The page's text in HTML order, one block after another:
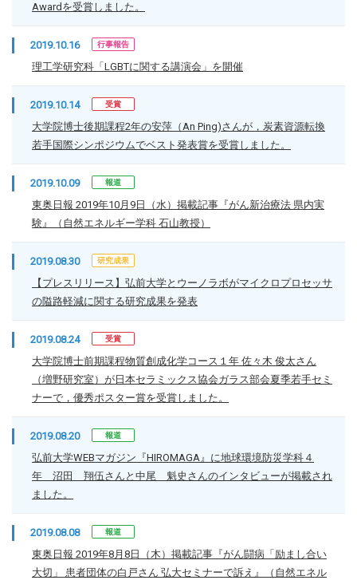
Awardを受賞しました。
2019.10.16 行事報告
理工学研究科「LGBTに関する講演会」を開催
2019.10.14 受賞
大学院博士後期課程2年の安萍（An Ping)さんが，炭素資源転換
若手国際シンポジウムでベスト発表賞を受賞しました。
2019.10.09 報道
東奥日報 2019年10月9日（水）掲載記事『がん新治療法 県内実
験』（自然エネルギー学科 石山教授）
2019.08.30 研究成果
【プレスリリース】弘前大学とウーノラボがマイクロプロセッサ
の隘路軽減に関する研究成果を発表
2019.08.24 受賞
大学院博士前期課程物質創成化学コース１年 佐々木 俊太さん
（増野研究室）が日本セラミックス協会ガラス部会夏季若手セミ
ナーで，優秀ポスター賞を受賞しました。
2019.08.20 報道
弘前大学WEBマガジン『HIROMAGA』に地球環境防災学科４
年 沼田 翔伍さんと中尾 魁史さんのインタビューが掲載され
ました。
2019.08.08 報道
東奥日報 2019年8月8日（木）掲載記事『がん闘病「励まし合い
大切」 患者団体の白戸さん 弘大セミナーで訴え』（自然エネル